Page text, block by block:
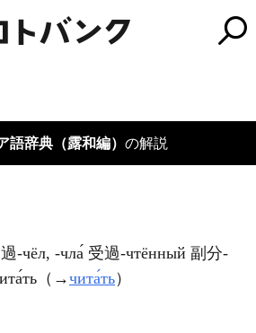
語辞典（露和編） の解説
-чёл, -чла́ 受過-чтённый 副分-
（→чита́ть）